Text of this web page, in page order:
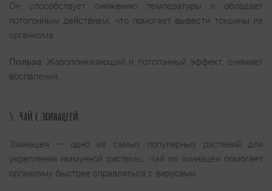
Он способствует снижению температуры и обладает
потогонным действием, что помогает вывести токсины из
организма.
Польза: Жаропонижающий и потогонный эффект, снимает
воспаления.
5. Чай с эхинацеей
Эхинацея — одно из самых популярных растений для
укрепления иммунной системы. Чай из эхинацеи помогает
организму быстрее справляться с вирусами.